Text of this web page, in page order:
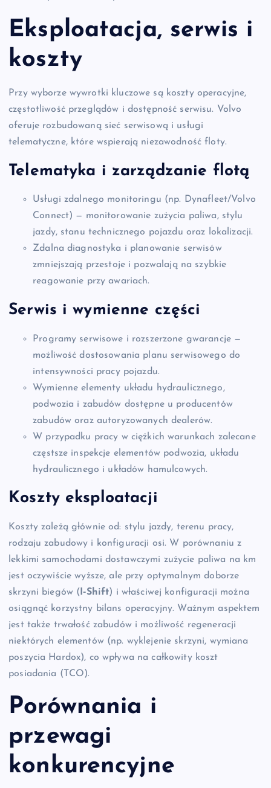
Eksploatacja, serwis i
koszty
Przy wyborze wywrotki kluczowe są koszty operacyjne,
częstotliwość przeglądów i dostępność serwisu. Volvo
oferuje rozbudowaną sieć serwisową i usługi
telematyczne, które wspierają niezawodność floty.
Telematyka i zarządzanie flotą
Usługi zdalnego monitoringu (np. Dynafleet/Volvo
Connect) — monitorowanie zużycia paliwa, stylu
jazdy, stanu technicznego pojazdu oraz lokalizacji.
Zdalna diagnostyka i planowanie serwisów
zmniejszają przestoje i pozwalają na szybkie
reagowanie przy awariach.
Serwis i wymienne części
Programy serwisowe i rozszerzone gwarancje —
możliwość dostosowania planu serwisowego do
intensywności pracy pojazdu.
Wymienne elementy układu hydraulicznego,
podwozia i zabudów dostępne u producentów
zabudów oraz autoryzowanych dealerów.
W przypadku pracy w ciężkich warunkach zalecane
częstsze inspekcje elementów podwozia, układu
hydraulicznego i układów hamulcowych.
Koszty eksploatacji
Koszty zależą głównie od: stylu jazdy, terenu pracy,
rodzaju zabudowy i konfiguracji osi. W porównaniu z
lekkimi samochodami dostawczymi zużycie paliwa na km
jest oczywiście wyższe, ale przy optymalnym doborze
skrzyni biegów ( I‑Shift) i właściwej konfiguracji można
osiągnąć korzystny bilans operacyjny. Ważnym aspektem
jest także trwałość zabudów i możliwość regeneracji
niektórych elementów (np. wyklejenie skrzyni, wymiana
poszycia Hardox), co wpływa na całkowity koszt
posiadania (TCO).
Porównania i
przewagi
konkurencyjne